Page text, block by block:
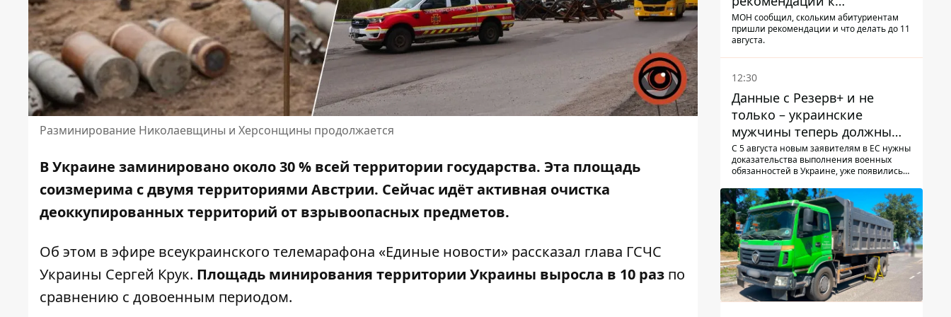
Разминирование Николаевщины и Херсонщины продолжается
В Украине заминировано около 30 % всей территории государства. Эта площадь
соизмерима с двумя территориями Австрии. Сейчас идёт активная очистка
деоккупированных территорий от взрывоопасных предметов.
Об этом в эфире всеукраинского телемарафона «Единые новости» рассказал глава ГСЧС
Украины Сергей Крук. Площадь минирования территории Украины выросла в 10 раз по
сравнению с довоенным периодом.
зачислению на бакалавриат
и в магистратуру – что
МОН сообщил, скольким абитуриентам
пришли рекомендации и что делать до 11
августа.
12:30
Данные с Резерв+ и не
только – украинские
мужчины теперь должны
доказать непригодность к
службе, чтобы получить
С 5 августа новым заявителям в ЕС нужны
доказательства выполнения военных
обязанностей в Украине, уже появились
украинцев за границей